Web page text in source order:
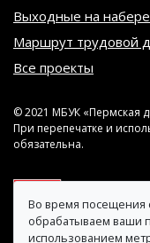
Выходные на
Маршрут трудовой
Все проекты
© 2021 МБУК «Пермская
При перепечатке и
обязательна.
Во время посещения
обрабатываем ваши
использованием